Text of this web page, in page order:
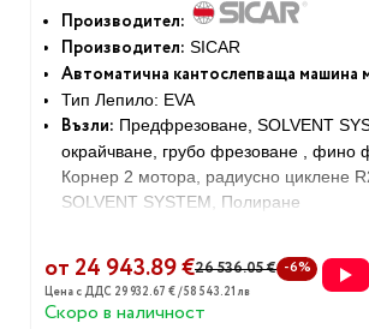
Производител:
Производител: SICAR
Автоматична кантослепваща машина
Тип Лепило: EVA
Възли: Предфрезоване, SOLVENT
окрайчване, грубо фрезоване , фино
Корнер 2 мотора, радиусно циклене
SOLVENT SYSTEM, Полиране
Обща инст.мощност: 15.0 кВт
Габаритни размери: 7000х750х1400 мм
Тегло: 2800 кг.
от 24 943.89 €26 536.05 € -6%
Цена с ДДС 29 932.67 € / 58 543.21 лв
Скоро в наличност